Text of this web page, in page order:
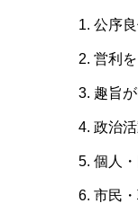
公序
営利
趣旨
政治
個人
市民